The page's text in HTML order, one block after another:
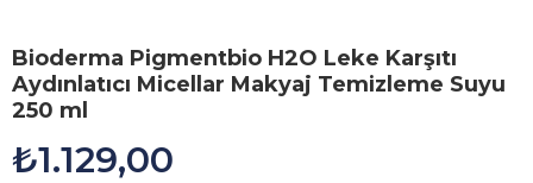
Bioderma Pigmentbio H2O Leke Karşıtı
Aydınlatıcı Micellar Makyaj Temizleme Suyu
250 ml
₺1.129,00